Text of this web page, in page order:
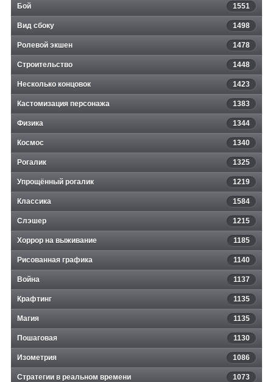
Бой 1551
Вид сбоку 1498
Ролевой экшен 1478
Строительство 1448
Несколько концовок 1423
Кастомизация персонажа 1383
Физика 1344
Космос 1340
Рогалик 1325
Упрощённый рогалик 1219
Классика 1584
Слэшер 1215
Хоррор на выживание 1185
Рисованная графика 1140
Война 1137
Крафтинг 1135
Магия 1135
Пошаговая 1130
Изометрия 1086
Стратегии в реальном времени 1073